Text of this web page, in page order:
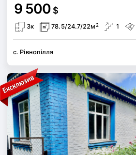
9 500 $
3к 78.5/24.7/22м2 1
с. Рівнопілля